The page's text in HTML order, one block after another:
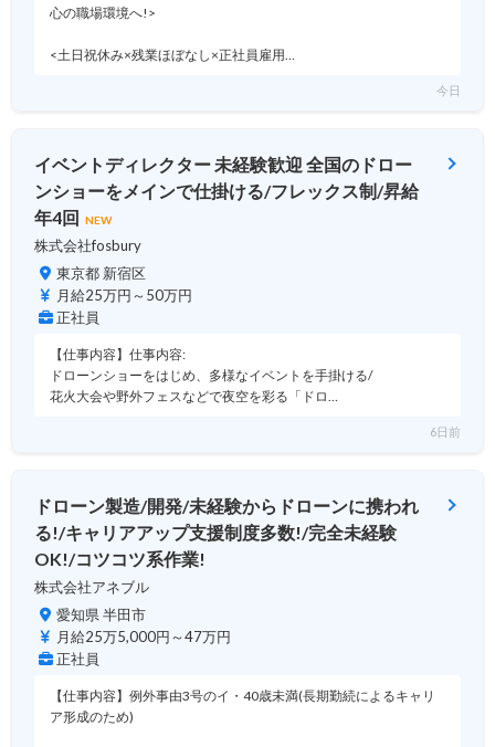
心の職場環境へ!>
<土日祝休み×残業ほぼなし×正社員雇用…
今日
イベントディレクター 未経験歓迎 全国のドロー
ンショーをメインで仕掛ける/フレックス制/昇給
年4回 NEW
株式会社fosbury
東京都 新宿区
月給25万円～50万円
正社員
【仕事内容】仕事内容:
ドローンショーをはじめ、多様なイベントを手掛ける/
花火大会や野外フェスなどで夜空を彩る「ドロ…
6日前
ドローン製造/開発/未経験からドローンに携われ
る!/キャリアアップ支援制度多数!/完全未経験
OK!/コツコツ系作業!
株式会社アネブル
愛知県 半田市
月給25万5,000円～47万円
正社員
【仕事内容】例外事由3号のイ・40歳未満(長期勤続によるキャリ
ア形成のため)